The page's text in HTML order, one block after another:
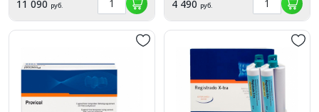
11 090 руб. 4 490 руб.